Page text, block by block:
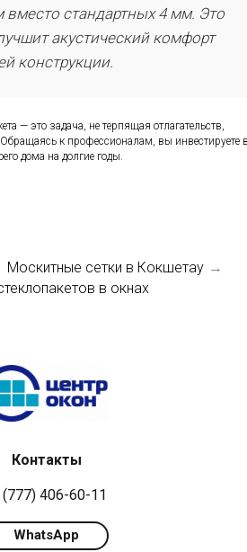
стандартных 4 мм. Это
акустический комфорт
конструкции.
— это задача, не терпящая отлагательств,
к профессионалам, вы инвестируете
дома на долгие годы.
Москитные сетки в Кокшетау →
в окнах
(777) 406-60-11
Контакты
WhatsApp